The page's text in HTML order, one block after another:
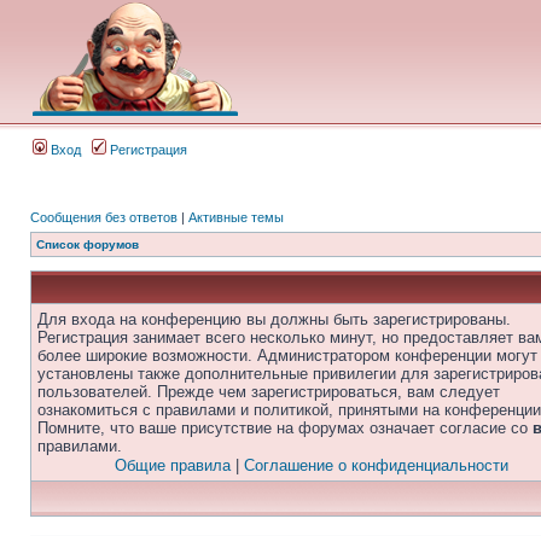
Вход Регистрация
Сообщения без ответов | Активные темы
Список форумов
Для входа на конференцию вы должны быть зарегистрированы.
Регистрация занимает всего несколько минут, но предоставляет
более широкие возможности. Администратором конференции
установлены также дополнительные привилегии для
пользователей. Прежде чем зарегистрироваться, вам следует
ознакомиться с правилами и политикой, принятыми на
Помните, что ваше присутствие на форумах означает согласие со
правилами.
Общие правила| Соглашение о конфиденциальности